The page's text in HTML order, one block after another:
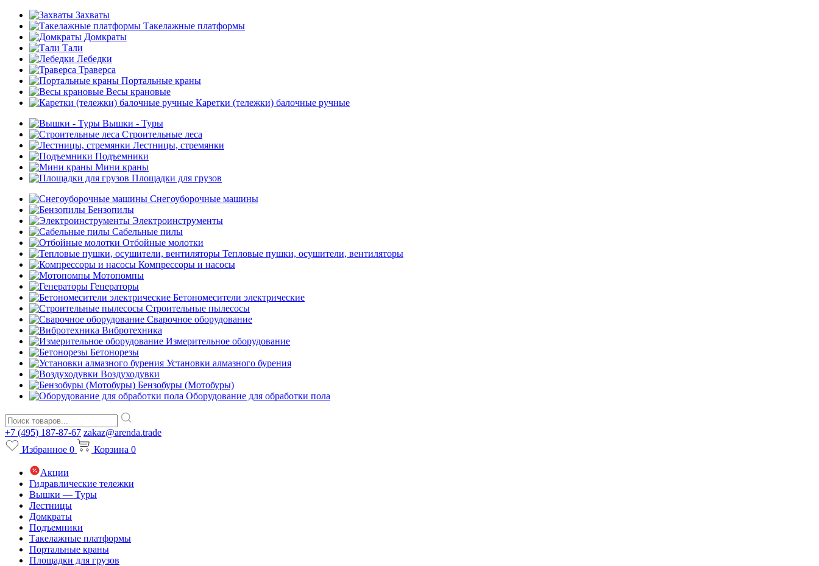
Захваты
Такелажные платформы
Домкраты
Тали
Лебедки
Траверса
Портальные краны
Весы крановые
Каретки (тележки) балочные ручные
Вышки - Туры
Строительные леса
Лестницы, стремянки
Подъемники
Мини краны
Площадки для грузов
Снегоуборочные машины
Бензопилы
Электроинструменты
Сабельные пилы
Отбойные молотки
Тепловые пушки, осушители, вентиляторы
Компрессоры и насосы
Мотопомпы
Генераторы
Бетономесители электрические
Строительные пылесосы
Сварочное оборудование
Вибротехника
Измерительное оборудование
Бетонорезы
Установки алмазного бурения
Воздуходувки
Бензобуры (Мотобуры)
Оборудование для обработки пола
+7 (495) 187-87-67 zakaz@arenda.trade
Избранное 0 Корзина 0
Акции
Гидравлические тележки
Вышки — Туры
Лестницы
Домкраты
Подъемники
Такелажные платформы
Портальные краны
Площадки для грузов